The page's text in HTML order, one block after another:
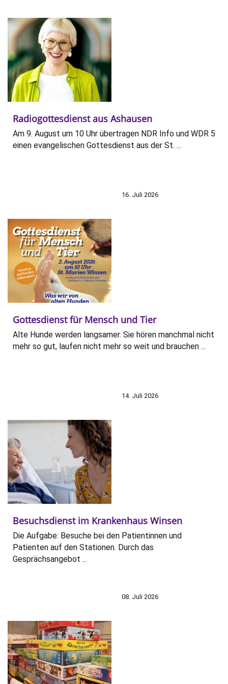
Radiogottesdienst aus Ashausen
Am 9. August um 10 Uhr übertragen NDR Info und WDR 5
einen evangelischen Gottesdienst aus der St. ...
16. Juli 2026
Gottesdienst für Mensch und Tier
Alte Hunde werden langsamer. Sie hören manchmal nicht
mehr so gut, laufen nicht mehr so weit und brauchen ...
14. Juli 2026
Besuchsdienst im Krankenhaus Winsen
Die Aufgabe: Besuche bei den Patientinnen und
Patienten auf den Stationen. Durch das
Gesprächsangebot ...
08. Juli 2026